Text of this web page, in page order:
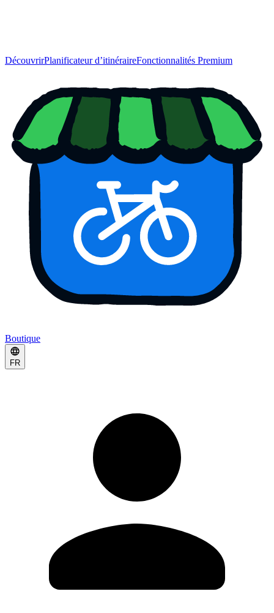
DécouvrirPlanificateur d’itinéraireFonctionnalités Premium
Boutique
FR